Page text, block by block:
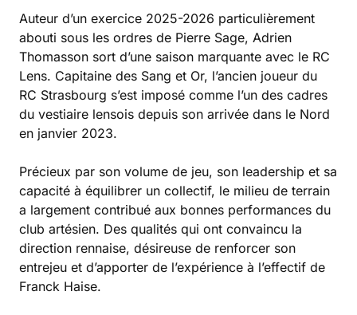
Auteur d’un exercice 2025-2026 particulièrement
abouti sous les ordres de Pierre Sage, Adrien
Thomasson sort d’une saison marquante avec le RC
Lens. Capitaine des Sang et Or, l’ancien joueur du
RC Strasbourg s’est imposé comme l’un des cadres
du vestiaire lensois depuis son arrivée dans le Nord
en janvier 2023.
Précieux par son volume de jeu, son leadership et sa
capacité à équilibrer un collectif, le milieu de terrain
a largement contribué aux bonnes performances du
club artésien. Des qualités qui ont convaincu la
direction rennaise, désireuse de renforcer son
entrejeu et d’apporter de l’expérience à l’effectif de
Franck Haise.